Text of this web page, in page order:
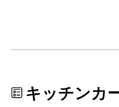
キッチンカ